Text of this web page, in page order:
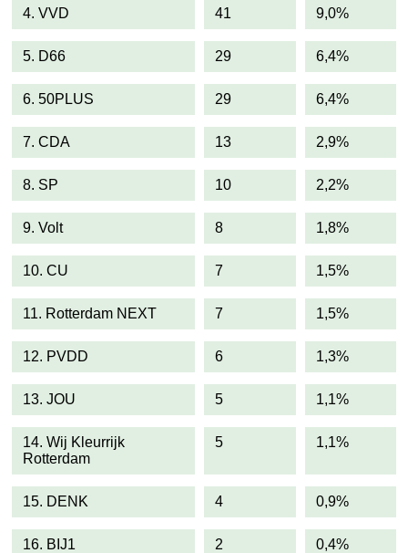
4. VVD 41 9,0%
5. D66 29 6,4%
6. 50PLUS 29 6,4%
7. CDA 13 2,9%
8. SP 10 2,2%
9. Volt 8 1,8%
10. CU 7 1,5%
11. Rotterdam NEXT 7 1,5%
12. PVDD 6 1,3%
13. JOU 5 1,1%
14. Wij Kleurrijk
Rotterdam
5 1,1%
15. DENK 4 0,9%
16. BIJ1 2 0,4%